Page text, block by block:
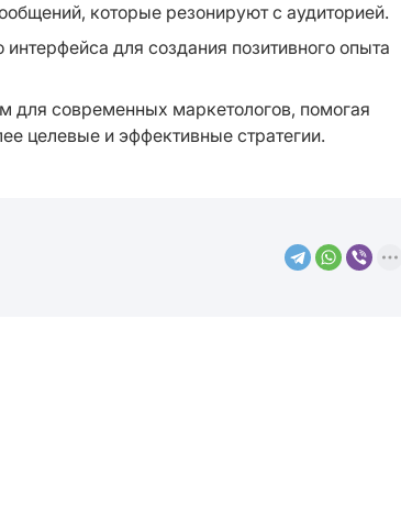
которые резонируют с аудиторией.
для создания позитивного опыта
для современных маркетологов, помогая
целевые и эффективные стратегии.